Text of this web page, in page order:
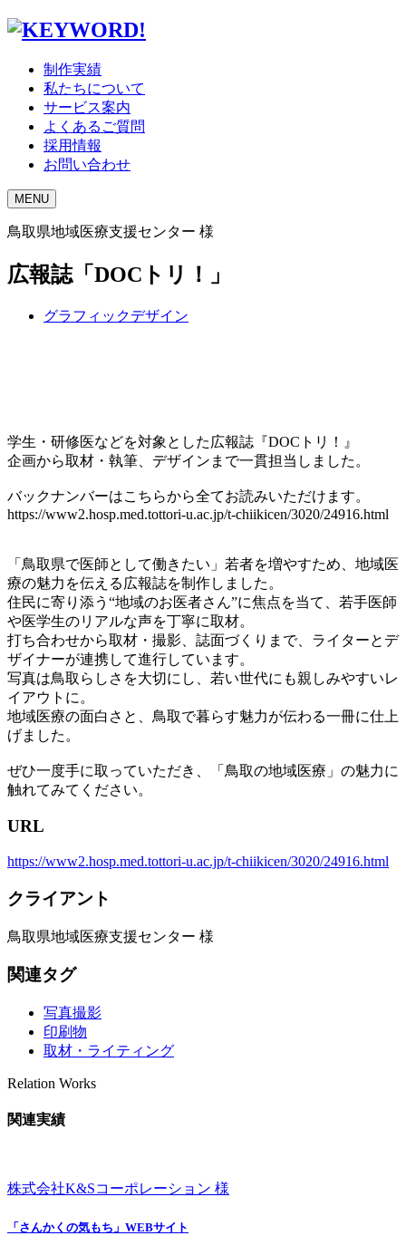
制作実績
私たちについて
サービス案内
よくあるご質問
採用情報
お問い合わせ
MENU
鳥取県地域医療支援センター 様
広報誌「DOCトリ！」
グラフィックデザイン
学生・研修医などを対象とした広報誌『DOCトリ！』
企画から取材・執筆、デザインまで一貫担当しました。
バックナンバーはこちらから全てお読みいただけます。
https://www2.hosp.med.tottori-u.ac.jp/t-chiikicen/3020/24916.html
「鳥取県で医師として働きたい」若者を増やすため、地域医
療の魅力を伝える広報誌を制作しました。
住民に寄り添う“地域のお医者さん”に焦点を当て、若手医師
や医学生のリアルな声を丁寧に取材。
打ち合わせから取材・撮影、誌面づくりまで、ライターとデ
ザイナーが連携して進行しています。
写真は鳥取らしさを大切にし、若い世代にも親しみやすいレ
イアウトに。
地域医療の面白さと、鳥取で暮らす魅力が伝わる一冊に仕上
げました。
ぜひ一度手に取っていただき、「鳥取の地域医療」の魅力に
触れてみてください。
URL
https://www2.hosp.med.tottori-u.ac.jp/t-chiikicen/3020/24916.html
クライアント
鳥取県地域医療支援センター 様
関連タグ
写真撮影
印刷物
取材・ライティング
Relation Works
関連実績
株式会社K&Sコーポレーション 様
「さんかくの気もち」WEBサイト